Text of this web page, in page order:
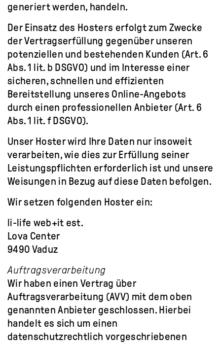
generiert werden, handeln.
Der Einsatz des Hosters erfolgt zum Zwecke
der Vertragserfüllung gegenüber unseren
potenziellen und bestehenden Kunden (Art. 6
Abs. 1 lit. b DSGVO) und im Interesse einer
sicheren, schnellen und effizienten
Bereitstellung unseres Online-Angebots
durch einen professionellen Anbieter (Art. 6
Abs. 1 lit. f DSGVO).
Unser Hoster wird Ihre Daten nur insoweit
verarbeiten, wie dies zur Erfüllung seiner
Leistungspflichten erforderlich ist und unsere
Weisungen in Bezug auf diese Daten befolgen.
Wir setzen folgenden Hoster ein:
li-life web+it est.
Lova Center
9490 Vaduz
Auftragsverarbeitung
Wir haben einen Vertrag über
Auftragsverarbeitung (AVV) mit dem oben
genannten Anbieter geschlossen. Hierbei
handelt es sich um einen
datenschutzrechtlich vorgeschriebenen